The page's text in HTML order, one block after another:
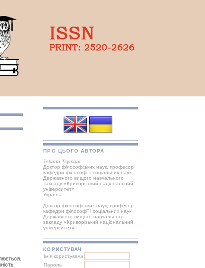
ПРО ЦЬОГО АВТОРА
Tetiana Tsymbal
Доктор філософських наук, професор
кафедри філософії і соціальних наук
Державного вищого навчального
закладу «Криворізький національний
університет»
Україна
Доктор філософських наук, професор
кафедри філософії і соціальних наук
Державного вищого навчального
закладу «Криворізький національний
університет»
КОРИСТУВАЧ
Ім'я користувача
Пароль